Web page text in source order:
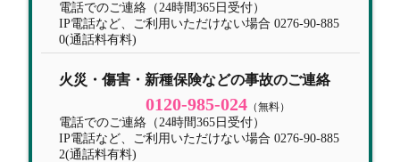
電話でのご連絡（24時間365日受付）
IP電話など、ご利用いただけない場合 0276-90-885
0(通話料有料)
火災・傷害・新種保険などの事故のご連絡
0120-985-024 （無料）
電話でのご連絡（24時間365日受付）
IP電話など、ご利用いただけない場合 0276-90-885
2(通話料有料)